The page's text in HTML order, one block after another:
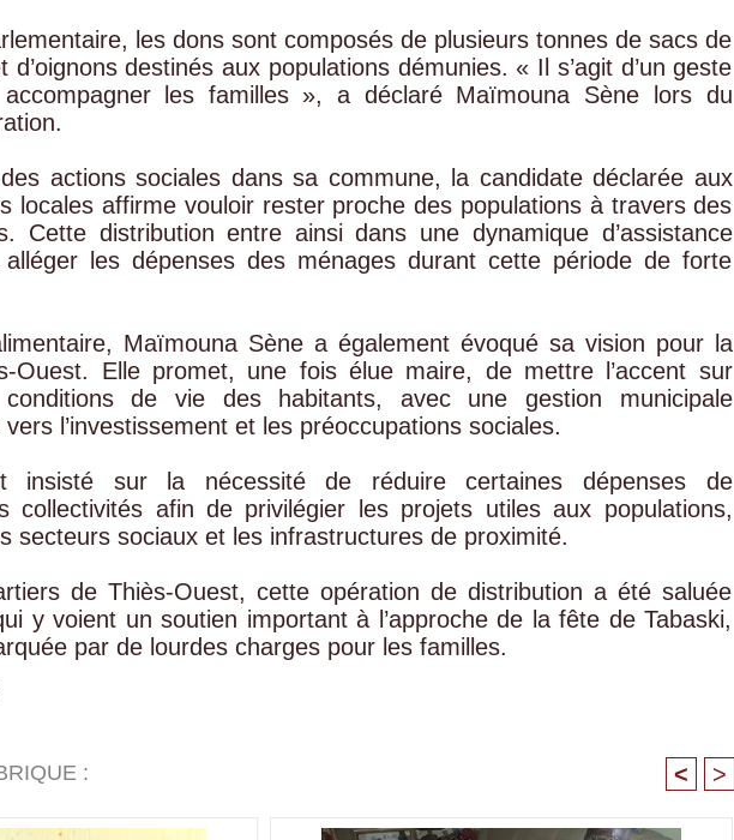
les dons sont composés de plusieurs tonnes de sacs de
destinés aux populations démunies. « Il s’agit d’un geste
les familles », a déclaré Maïmouna Sène lors du
actions sociales dans sa commune, la candidate déclarée aux
locales affirme vouloir rester proche des populations à travers des
Cette distribution entre ainsi dans une dynamique d’assistance
les dépenses des ménages durant cette période de forte
Maïmouna Sène a également évoqué sa vision pour la
Ouest. Elle promet, une fois élue maire, de mettre l’accent sur
conditions de vie des habitants, avec une gestion municipale
l’investissement et les préoccupations sociales.
insisté sur la nécessité de réduire certaines dépenses de
collectivités afin de privilégier les projets utiles aux populations,
secteurs sociaux et les infrastructures de proximité.
de Thiès-Ouest, cette opération de distribution a été saluée
y voient un soutien important à l’approche de la fête de Tabaski,
par de lourdes charges pour les familles.
: < >